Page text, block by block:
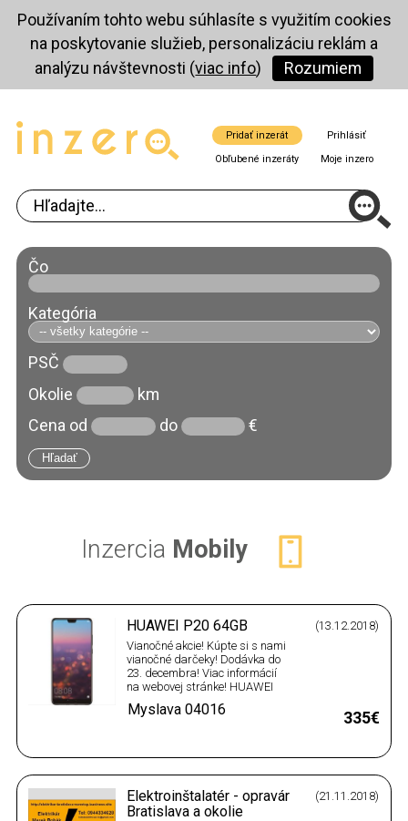
Používaním tohto webu súhlasíte s využitím cookies
na poskytovanie služieb, personalizáciu reklám a
analýzu návštevnosti (viac info) Rozumiem
Pridať inzerát
Prihlásiť
Obľubené inzeráty
Moje inzero
Čo
Kategória
PSČ
Okolie
km
Cena od do €
Inzercia Mobily
HUAWEI P20 64GB
(13.12.2018)
Vianočné akcie! Kúpte si s nami
vianočné darčeky! Dodávka do
23. decembra! Viac informácií
na webovej stránke! HUAWEI
P20 64GB
https://www.euroshopmarket.sk/huawei-
Megapixel*3000 mAh
335€
Myslava 04016
Elektroinštalatér - opravár
Bratislava a okolie
(21.11.2018)